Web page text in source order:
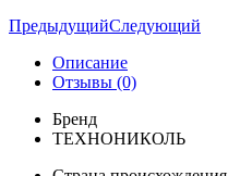
ПредыдущийСледующий
Описание
Отзывы (0)
Бренд
ТЕХНОНИКОЛЬ